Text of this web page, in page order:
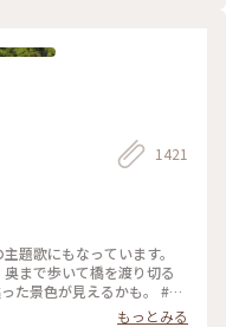
1421
題歌にもなっています。
景色が見えるかも。 #渡
都観光
もっとみる